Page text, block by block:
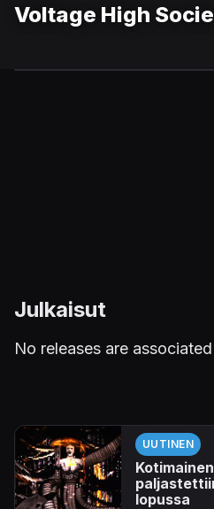
Voltage High
Julkaisut
No releases are
UUTINEN
lopussa